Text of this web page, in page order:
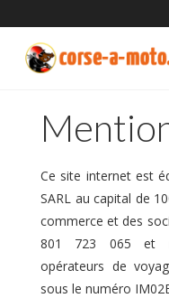
Ce site internet est
SARL au capital de
commerce et des
801 723 065 et
opérateurs de
sous le numéro